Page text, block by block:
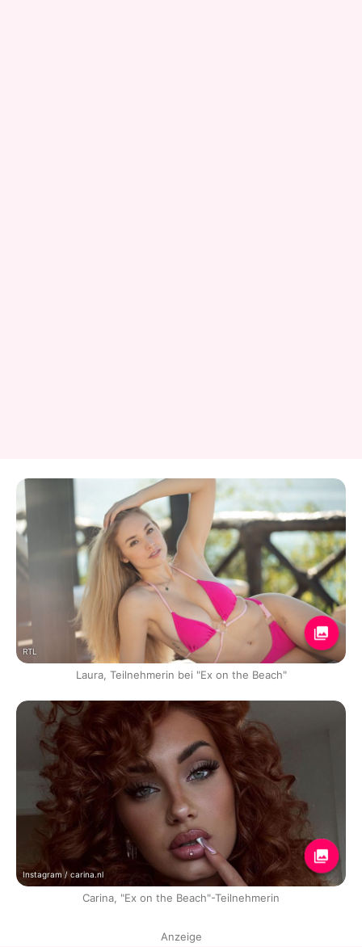
RTL
Laura, Teilnehmerin bei "Ex on the Beach"
Instagram / carina.nl
Carina, "Ex on the Beach"-Teilnehmerin
Anzeige